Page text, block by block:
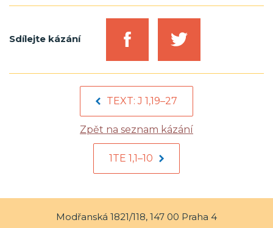
Sdílejte kázání
TEXT: J 1,19–27
Zpět na seznam kázání
1TE 1,1–10
Modřanská 1821/118, 147 00 Praha 4